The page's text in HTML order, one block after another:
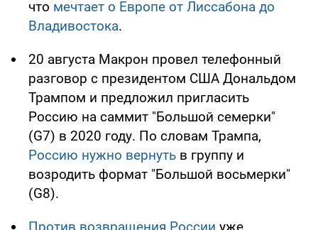
что мечтает о Европе от Лиссабона до
Владивостока.
20 августа Макрон провел телефонный
разговор с президентом США Дональдом
Трампом и предложил пригласить
Россию на саммит "Большой семерки"
(G7) в 2020 году. По словам Трампа,
Россию нужно вернуть в группу и
возродить формат "Большой восьмерки"
(G8).
Против возвращения России уже